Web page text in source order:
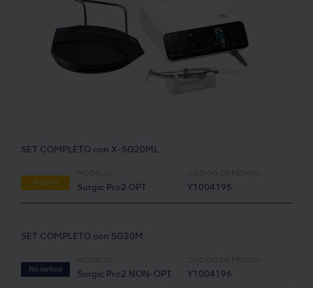
SET COMPLETO con X-SG20ML
Óptico
Surgic Pro2 OPT Y1004195
SET COMPLETO con SG20M
No óptico
Surgic Pro2 NON-OPT Y1004196